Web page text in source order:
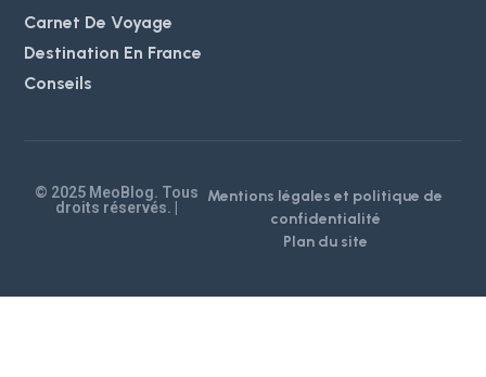
Carnet De Voyage
Destination En France
Conseils
© 2025 MeoBlog. Tous
droits réservés. |
Mentions légales et politique de
confidentialité
Plan du site